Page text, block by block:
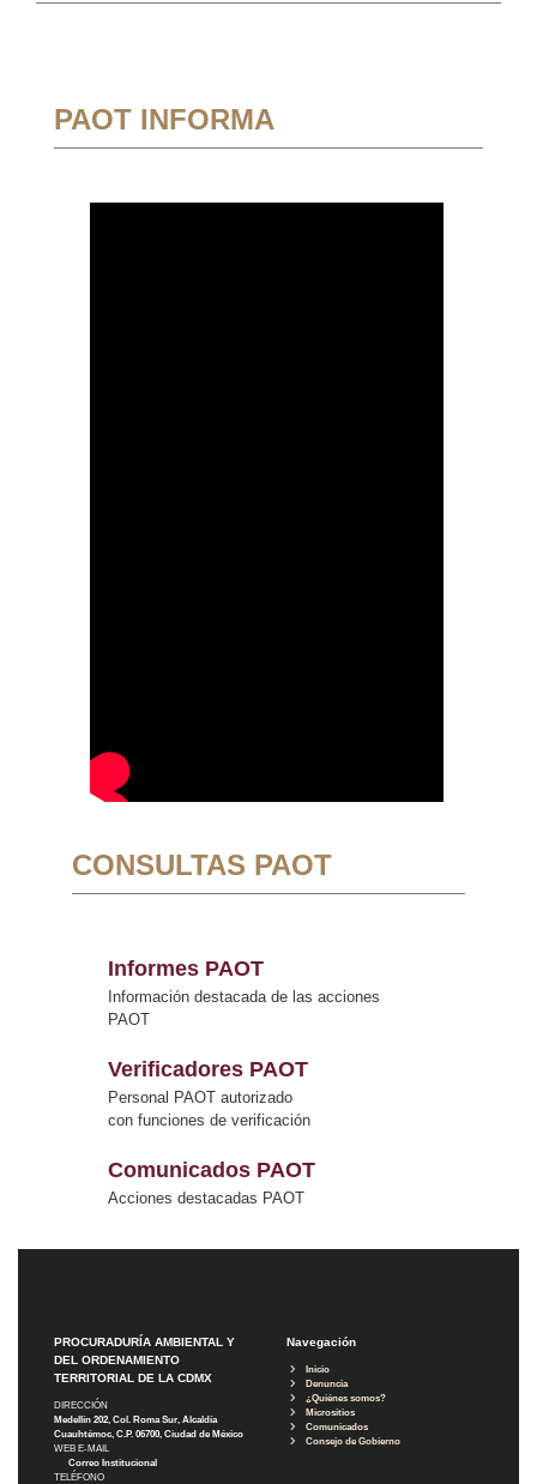
PAOT INFORMA
CONSULTAS PAOT
Informes PAOT
Información destacada de las acciones
PAOT
Verificadores PAOT
Personal PAOT autorizado
con funciones de verificación
Comunicados PAOT
Acciones destacadas PAOT
PROCURADURÍA AMBIENTAL Y
DEL ORDENAMIENTO
TERRITORIAL DE LA CDMX
DIRECCIÓN
Medellín 202, Col. Roma Sur, Alcaldía
Cuauhtémoc, C.P. 06700, Ciudad de México
WEB E-MAIL
Correo Institucional
TELÉFONO
Navegación
Inicio
Denuncia
¿Quiénes somos?
Micrositios
Comunicados
Consejo de Gobierno